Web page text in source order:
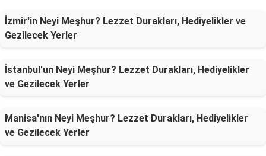
İzmir'in Neyi Meşhur? Lezzet Durakları, Hediyelikler ve
Gezilecek Yerler
İstanbul'un Neyi Meşhur? Lezzet Durakları, Hediyelikler
ve Gezilecek Yerler
Manisa'nın Neyi Meşhur? Lezzet Durakları, Hediyelikler
ve Gezilecek Yerler